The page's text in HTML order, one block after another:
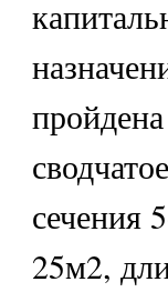
сечения
25м2,